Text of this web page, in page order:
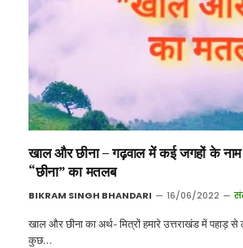
खाल और छीना – गढ़वाल में कई जगहों के
“छीना” का मतलब
BIKRAM SINGH BHANDARI 16/06/2022
खाल और छीना का अर्थ- मित्रों हमारे उत्तराखंड में
कुछ…